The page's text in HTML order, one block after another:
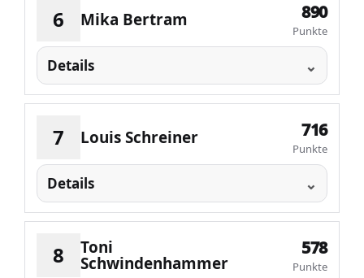
6 Mika Bertram 890
Punkte
Details
7 Louis Schreiner 716
Punkte
Details
8 Toni
Schwindenhammer
578
Punkte